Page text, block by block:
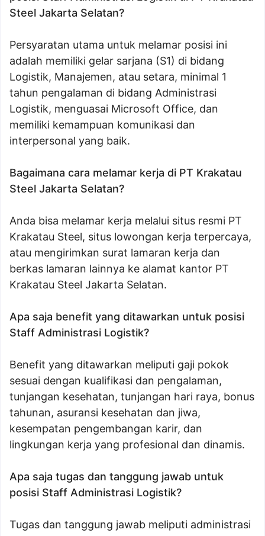
Steel Jakarta Selatan?
Persyaratan utama untuk melamar posisi ini
adalah memiliki gelar sarjana (S1) di bidang
Logistik, Manajemen, atau setara, minimal 1
tahun pengalaman di bidang Administrasi
Logistik, menguasai Microsoft Office, dan
memiliki kemampuan komunikasi dan
interpersonal yang baik.
Bagaimana cara melamar kerja di PT Krakatau
Steel Jakarta Selatan?
Anda bisa melamar kerja melalui situs resmi PT
Krakatau Steel, situs lowongan kerja terpercaya,
atau mengirimkan surat lamaran kerja dan
berkas lamaran lainnya ke alamat kantor PT
Krakatau Steel Jakarta Selatan.
Apa saja benefit yang ditawarkan untuk posisi
Staff Administrasi Logistik?
Benefit yang ditawarkan meliputi gaji pokok
sesuai dengan kualifikasi dan pengalaman,
tunjangan kesehatan, tunjangan hari raya, bonus
tahunan, asuransi kesehatan dan jiwa,
kesempatan pengembangan karir, dan
lingkungan kerja yang profesional dan dinamis.
Apa saja tugas dan tanggung jawab untuk
posisi Staff Administrasi Logistik?
Tugas dan tanggung jawab meliputi administrasi